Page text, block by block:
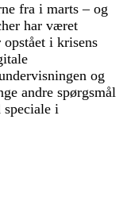
fra i marts – og
har været
i krisens
og
andre spørgsmål
speciale i